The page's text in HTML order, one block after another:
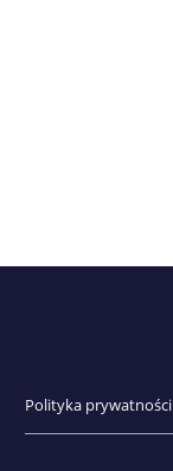
Polityka prywatności